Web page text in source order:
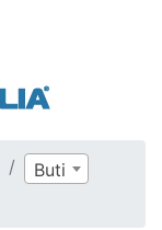
Buti